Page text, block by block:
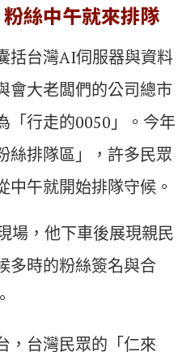
絲中午就來排隊
括台灣AI伺服器與資料
會大老闆們的公司總市
「行走的0050」。今年
絲排隊區」，許多民眾
中午就開始排隊守候。
場，他下車後展現親民
多時的粉絲簽名與合
，台灣民眾的「仁來